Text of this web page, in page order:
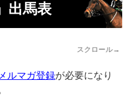
出馬表
スクロール→
メルマガ登録が必要になり